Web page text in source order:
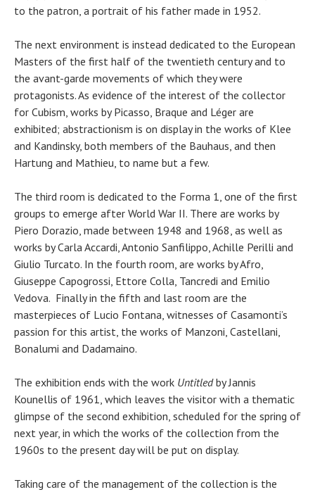
to the patron, a portrait of his father made in 1952.
The next environment is instead dedicated to the European
Masters of the first half of the twentieth century and to
the avant-garde movements of which they were
protagonists. As evidence of the interest of the collector
for Cubism, works by Picasso, Braque and Léger are
exhibited; abstractionism is on display in the works of Klee
and Kandinsky, both members of the Bauhaus, and then
Hartung and Mathieu, to name but a few.
The third room is dedicated to the Forma 1, one of the first
groups to emerge after World War II. There are works by
Piero Dorazio, made between 1948 and 1968, as well as
works by Carla Accardi, Antonio Sanfilippo, Achille Perilli and
Giulio Turcato. In the fourth room, are works by Afro,
Giuseppe Capogrossi, Ettore Colla, Tancredi and Emilio
Vedova. Finally in the fifth and last room are the
masterpieces of Lucio Fontana, witnesses of Casamonti’s
passion for this artist, the works of Manzoni, Castellani,
Bonalumi and Dadamaino.
The exhibition ends with the work Untitledby Jannis
Kounellis of 1961, which leaves the visitor with a thematic
glimpse of the second exhibition, scheduled for the spring of
next year, in which the works of the collection from the
1960s to the present day will be put on display.
Taking care of the management of the collection is the